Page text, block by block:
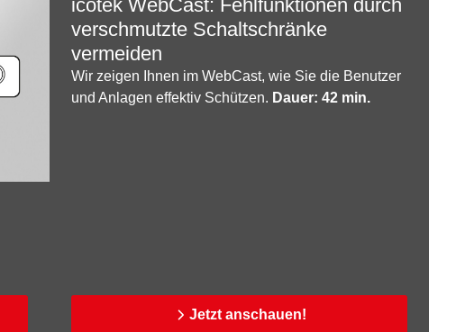
icotek WebCast: Fehlfunktionen durch
verschmutzte Schaltschränke
vermeiden
Wir zeigen Ihnen im WebCast, wie Sie die Benutzer
und Anlagen effektiv Schützen. Dauer: 42 min.
Jetzt anschauen!